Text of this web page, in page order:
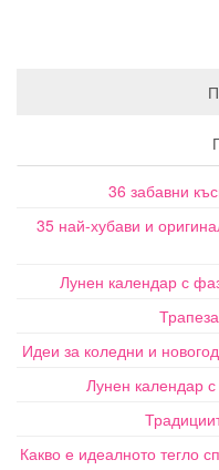
36 забавни
35 най-хубави и
Лунен календар с
Идеи за коледни и
Лунен календар
Какво е идеалното тегло